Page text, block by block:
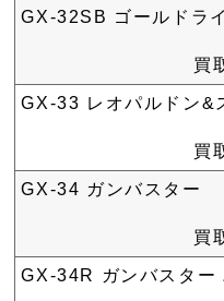
GX-32SB ゴールドラ
買
GX-33 レオパルドン&
買
GX-34 ガンバスター
買
GX-34R ガンバスター